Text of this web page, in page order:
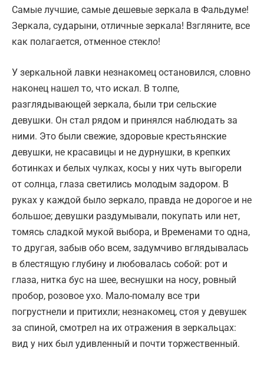
Самые лучшие, самые дешевые зеркала в Фальдуме!
Зеркала, сударыни, отличные зеркала! Взгляните, все
как полагается, отменное стекло!
У зеркальной лавки незнакомец остановился, словно
наконец нашел то, что искал. В толпе,
разглядывающей зеркала, были три сельские
девушки. Он стал рядом и принялся наблюдать за
ними. Это были свежие, здоровые крестьянские
девушки, не красавицы и не дурнушки, в крепких
ботинках и белых чулках, косы у них чуть выгорели
от солнца, глаза светились молодым задором. В
руках у каждой было зеркало, правда не дорогое и не
большое; девушки раздумывали, покупать или нет,
томясь сладкой мукой выбора, и Временами то одна,
то другая, забыв обо всем, задумчиво вглядывалась
в блестящую глубину и любовалась собой: рот и
глаза, нитка бус на шее, веснушки на носу, ровный
пробор, розовое ухо. Мало-помалу все три
погрустнели и притихли; незнакомец, стоя у девушек
за спиной, смотрел на их отражения в зеркальцах:
вид у них был удивленный и почти торжественный.